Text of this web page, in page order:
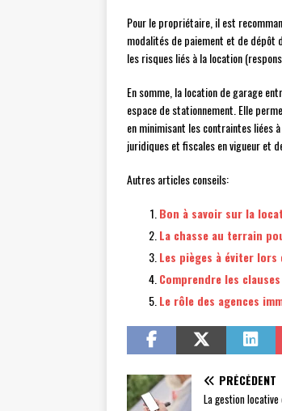
Pour le propriétaire, il est
modalités de paiement et de dépôt
les risques liés à la location
En somme, la location de garage
espace de stationnement. Elle
en minimisant les contraintes liées
juridiques et fiscales en vigueur et
Autres articles conseils:
Bon à savoir sur la
La chasse au terrain
Les pièges à éviter
Comprendre les
Le rôle des agences
PRÉCÉDENT
La gestion